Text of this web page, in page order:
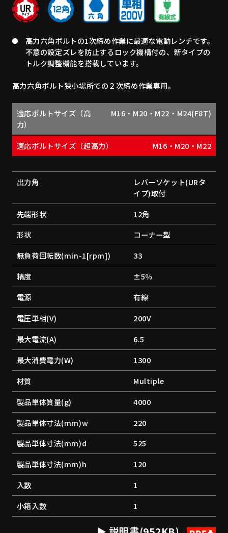
高力六角ボルトの1次締め作業に最適な電動レンチです。
不意の設定ズレを防止するロック機構付の、新タイプの
トルク調整機能を搭載しています。
高力六角ボルト狭小場所での２次締め作業専用。
適応ボルトサイズ（高
力）
M16・M20・M22・M24(F8T)
適応ボルトサイズ（超高力） M16・M20・M22
出力角
レバーソケット(URタ
イプ)取付
先端形状
12角
形状
コーナー型
無負荷回転数(min-1[rpm])
33
精度
±5%
電源
有線
電圧単相(V)
200V
最大電流(A)
6.5
最大消費電力(W)
1300
材質
Multiple
製品単体質量(g)
4000
製品単体寸法(mm)w
220
製品単体寸法(mm)d
525
製品単体寸法(mm)h
120
入数
1
小箱入数
1